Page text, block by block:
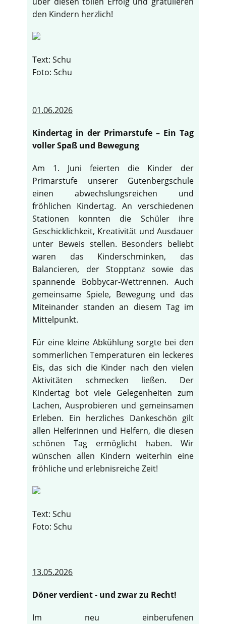
den Kindern herzlich!
Text: Schu
Foto: Schu
01.06.2026
Kindertag in der Primarstufe – Ein Tag
voller Spaß und Bewegung
Am 1. Juni feierten die Kinder der
Primarstufe unserer Gutenbergschule
einen abwechslungsreichen und
fröhlichen Kindertag. An verschiedenen
Stationen konnten die Schüler ihre
Geschicklichkeit, Kreativität und Ausdauer
unter Beweis stellen. Besonders beliebt
waren das Kinderschminken, das
Balancieren, der Stopptanz sowie das
spannende Bobbycar-Wettrennen. Auch
gemeinsame Spiele, Bewegung und das
Miteinander standen an diesem Tag im
Mittelpunkt.
Für eine kleine Abkühlung sorgte bei den
sommerlichen Temperaturen ein leckeres
Eis, das sich die Kinder nach den vielen
Aktivitäten schmecken ließen. Der
Kindertag bot viele Gelegenheiten zum
Lachen, Ausprobieren und gemeinsamen
Erleben. Ein herzliches Dankeschön gilt
allen Helferinnen und Helfern, die diesen
schönen Tag ermöglicht haben. Wir
wünschen allen Kindern weiterhin eine
fröhliche und erlebnisreiche Zeit!
Text: Schu
Foto: Schu
13.05.2026
Döner verdient - und zwar zu Recht!
Im neu einberufenen